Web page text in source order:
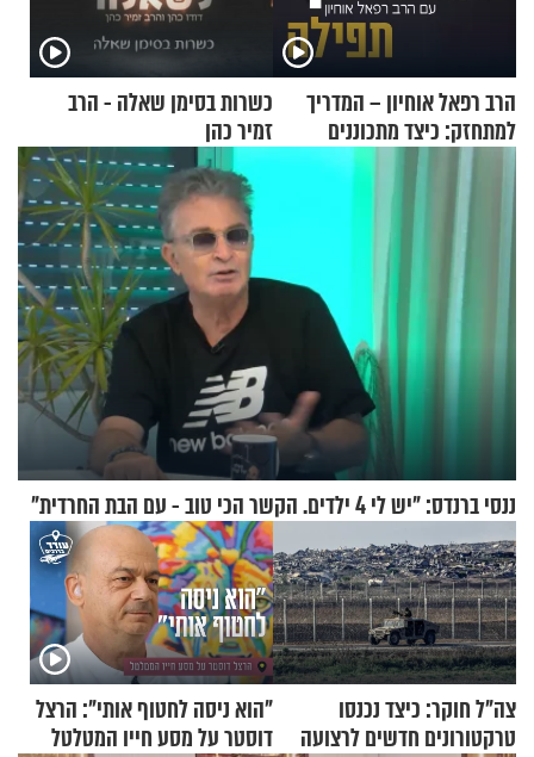
הרב רפאל אוחיון – המדריך
למתחזק: כיצד מתכוננים
לתפילה?
כשרות בסימן שאלה - הרב
זמיר כהן
ננסי ברנדס: "יש לי 4 ילדים. הקשר הכי טוב - עם הבת החרדית"
צה"ל חוקר: כיצד נכנסו
טרקטורונים חדשים לרצועה
"הוא ניסה לחטוף אותי": הרצל
דוסטר על מסע חייו המטלטל